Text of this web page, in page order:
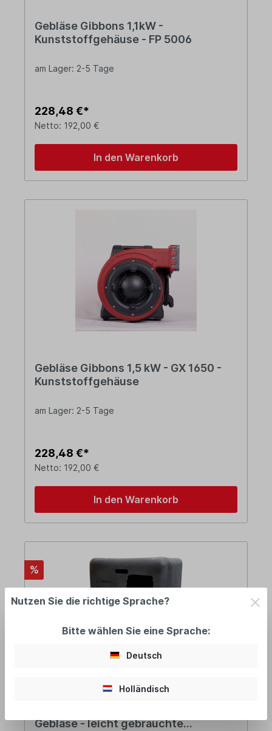
Gebläse Gibbons 1,1kW -
Kunststoffgehäuse - FP 5006
am Lager: 2-5 Tage
228,48 €*
Netto: 192,00 €
In den Warenkorb
Gebläse Gibbons 1,5 kW - GX 1650 -
Kunststoffgehäuse
am Lager: 2-5 Tage
228,48 €*
Netto: 192,00 €
In den Warenkorb
%
Gebläse - leicht gebrauchte
Nutzen Sie die richtige Sprache?
Bitte wählen Sie eine Sprache:
Deutsch
Holländisch